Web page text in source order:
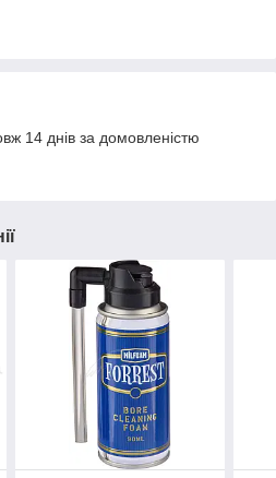
14 днів за домовленістю